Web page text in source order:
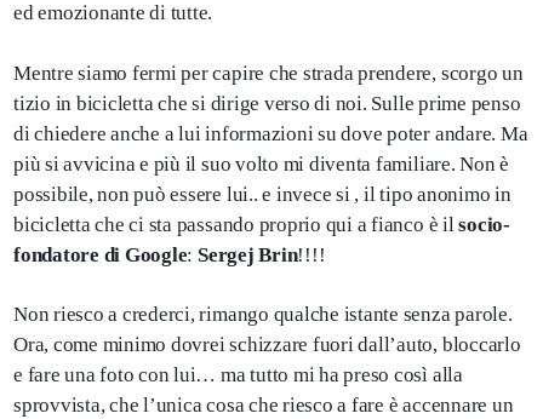
ed emozionante di tutte.
Mentre siamo fermi per capire che strada prendere, scorgo un
tizio in bicicletta che si dirige verso di noi. Sulle prime penso
di chiedere anche a lui informazioni su dove poter andare. Ma
più si avvicina e più il suo volto mi diventa familiare. Non è
possibile, non può essere lui.. e invece si , il tipo anonimo in
bicicletta che ci sta passando proprio qui a fianco è ilsocio-
fondatore di Google: Sergej Brin!!!!
Non riesco a crederci, rimango qualche istante senza parole.
Ora, come minimo dovrei schizzare fuori dall’auto, bloccarlo
e fare una foto con lui… ma tutto mi ha preso così alla
sprovvista, che l’unica cosa che riesco a fare è accennare un